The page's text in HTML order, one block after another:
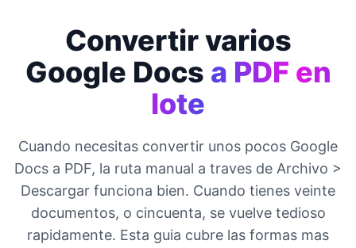
Convertir varios
Google Docs a PDF en
lote
Cuando necesitas convertir unos pocos Google
Docs a PDF, la ruta manual a traves de Archivo >
Descargar funciona bien. Cuando tienes veinte
documentos, o cincuenta, se vuelve tedioso
rapidamente. Esta guia cubre las formas mas